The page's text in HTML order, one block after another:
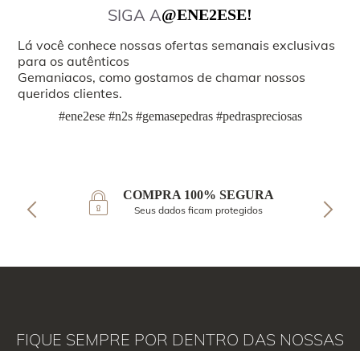
SIGA A@ENE2ESE!
Lá você conhece nossas ofertas semanais exclusivas
para os autênticos
Gemaniacos, como gostamos de chamar nossos
queridos clientes.
#ene2ese #n2s #gemasepedras #pedraspreciosas
COMPRA 100% SEGURA
Seus dados ficam protegidos
FIQUE SEMPRE POR DENTRO DAS NOSSAS